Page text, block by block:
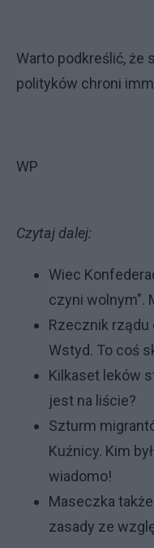
Warto podkreślić, że
polityków chroni
WP
Czytaj dalej:
Wiec
czyni wolnym".
Rzecznik rządu
Wstyd. To coś
Kilkaset leków
jest na liście?
Szturm
Kuźnicy. Kim
wiadomo!
Maseczka
zasady ze